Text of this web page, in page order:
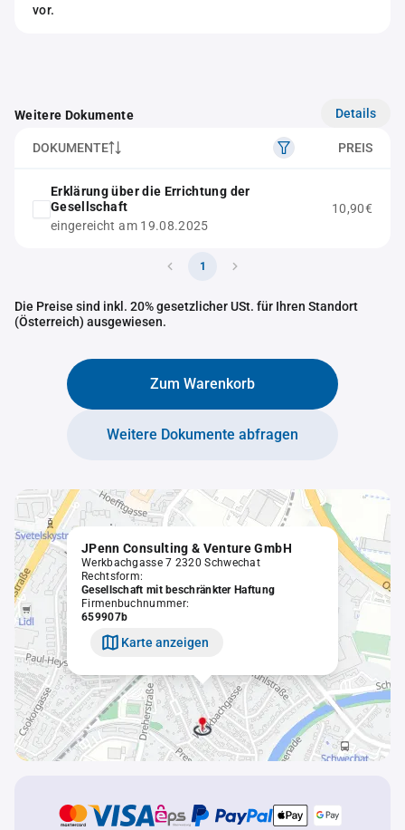
vor.
Weitere Dokumente Details
DOKUMENTE PREIS
Erklärung über die Errichtung der
Gesellschaft
eingereicht am 19.08.2025
10,90€
1
Die Preise sind inkl. 20% gesetzlicher USt. für Ihren Standort
(Österreich) ausgewiesen.
Zum Warenkorb
Weitere Dokumente abfragen
JPenn Consulting & Venture GmbH
Werkbachgasse 7 2320 Schwechat
Rechtsform:
Gesellschaft mit beschränkter Haftung
Firmenbuchnummer:
659907b
Karte anzeigen